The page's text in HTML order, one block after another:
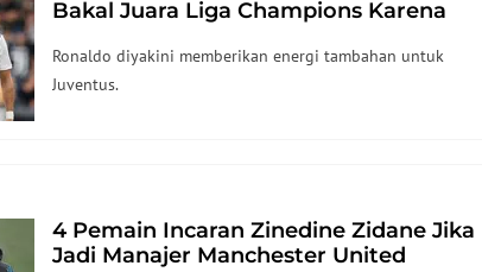
Bakal Juara Liga Champions Karena
Ronaldo diyakini memberikan energi tambahan untuk
Juventus.
4 Pemain Incaran Zinedine Zidane Jika
Jadi Manajer Manchester United